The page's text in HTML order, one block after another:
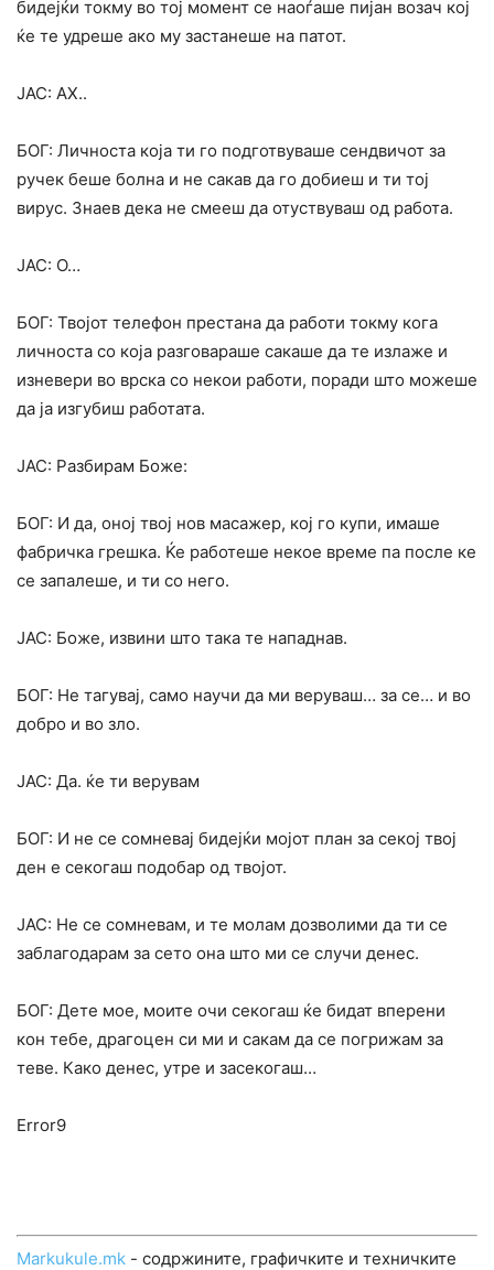
бидејќи токму во тој момент се наоѓаше пијан возач кој
ќе те удреше ако му застанеше на патот.
ЈАС: АХ..
БОГ: Личноста која ти го подготвуваше сендвичот за
ручек беше болна и не сакав да го добиеш и ти тој
вирус. Знаев дека не смееш да отуствуваш од работа.
ЈАС: О…
БОГ: Твојот телефон престана да работи токму кога
личноста со која разговараше сакаше да те излаже и
изневери во врска со некои работи, поради што можеше
да ја изгубиш работата.
ЈАС: Разбирам Боже:
БОГ: И да, оној твој нов масажер, кој го купи, имаше
фабричка грешка. Ќе работеше некое време па после ке
се запалеше, и ти со него.
ЈАС: Боже, извини што така те нападнав.
БОГ: Не тагувај, само научи да ми веруваш… за се… и во
добро и во зло.
ЈАС: Да. ќе ти верувам
БОГ: И не се сомневај бидејќи мојот план за секој твој
ден е секогаш подобар од твојот.
ЈАС: Не се сомневам, и те молам дозволими да ти се
заблагодарам за сето она што ми се случи денес.
БОГ: Дете мое, моите очи секогаш ќе бидат вперени
кон тебе, драгоцен си ми и сакам да се погрижам за
теве. Како денес, утре и засекогаш…
Error9
Markukule.mk - содржините, графичките и техничките